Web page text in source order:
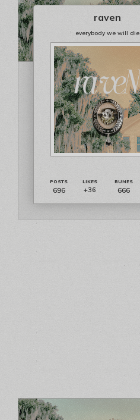
raven
everybody we will die
696 +36 666